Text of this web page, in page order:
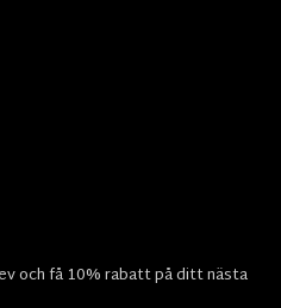
och få 10% rabatt på ditt nästa